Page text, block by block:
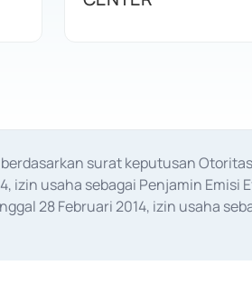
surat keputusan
izin usaha sebagai Penjamin
28 Februari 2014, izin usaha